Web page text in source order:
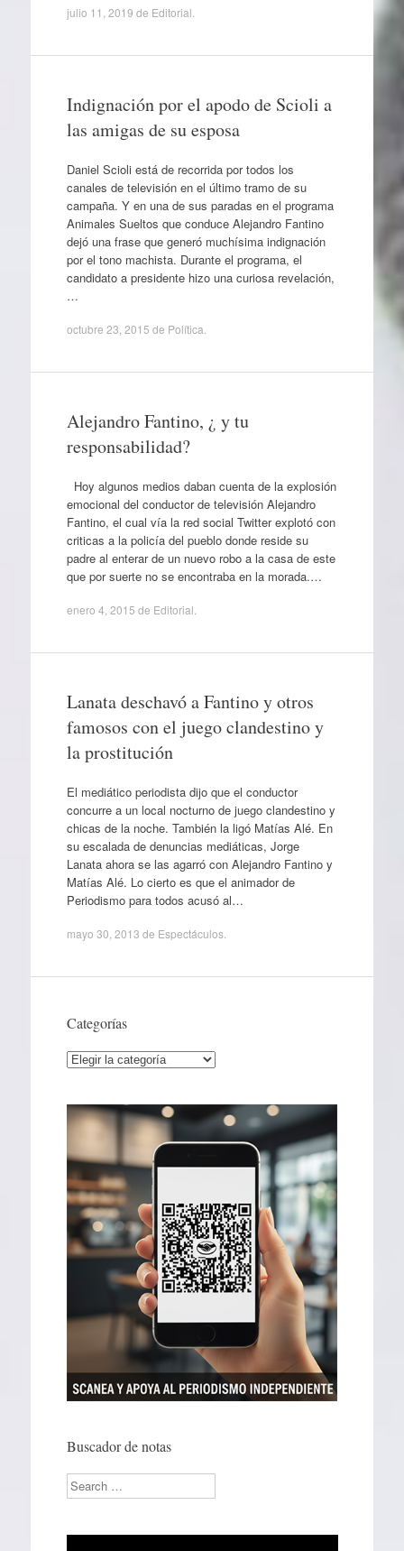
julio 11, 2019 de Editorial
Indignación por el apodo de Scioli a
las amigas de su esposa
Daniel Scioli está de recorrida por todos los
canales de televisión en el último tramo de su
campaña. Y en una de sus paradas en el programa
Animales Sueltos que conduce Alejandro Fantino
dejó una frase que generó muchísima indignación
por el tono machista. Durante el programa, el
candidato a presidente hizo una curiosa revelación,
…
octubre 23, 2015 de Política
Alejandro Fantino, ¿ y tu
responsabilidad?
Hoy algunos medios daban cuenta de la explosión
emocional del conductor de televisión Alejandro
Fantino, el cual vía la red social Twitter explotó con
criticas a la policía del pueblo donde reside su
padre al enterar de un nuevo robo a la casa de este
que por suerte no se encontraba en la morada.…
enero 4, 2015 de Editorial
Lanata deschavó a Fantino y otros
famosos con el juego clandestino y
la prostitución
El mediático periodista dijo que el conductor
concurre a un local nocturno de juego clandestino y
chicas de la noche. También la ligó Matías Alé. En
su escalada de denuncias mediáticas, Jorge
Lanata ahora se las agarró con Alejandro Fantino y
Matías Alé. Lo cierto es que el animador de
Periodismo para todos acusó al…
mayo 30, 2013 de Espectáculos.
Categorías
Categorías
Buscador de notas
Search